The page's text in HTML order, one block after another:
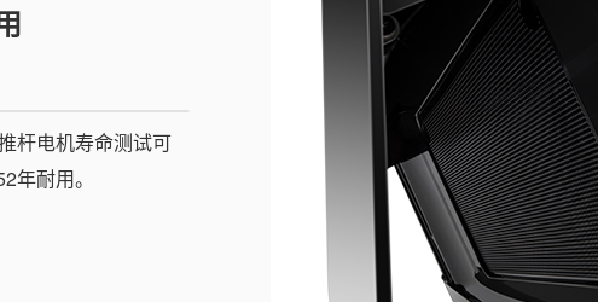
杆电机寿命测试可
年耐用。